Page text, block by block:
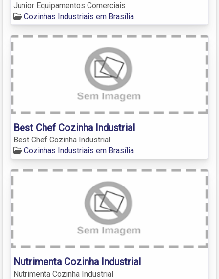
Junior Equipamentos Comerciais
Cozinhas Industriais em Brasília
Best Chef Cozinha Industrial
Best Chef Cozinha Industrial
Cozinhas Industriais em Brasília
Nutrimenta Cozinha Industrial
Nutrimenta Cozinha Industrial